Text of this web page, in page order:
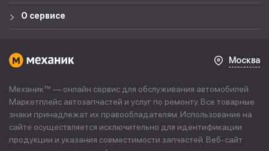
О сервисе
Москва
Механик™ — онлайн сервис для обслуживания автомобилей.
Маркетплейс автозапчастей и услуг по ремонту. Все товарные
знаки принадлежат их правообладателям. Использование на
сайте осуществляется исключительно для идентификации
продукции и указания совместимости запчастей. Веб-сайт